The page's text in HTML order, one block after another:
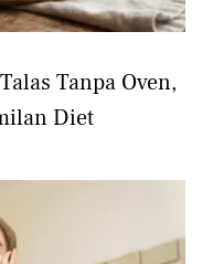
Tanpa Oven,
Diet